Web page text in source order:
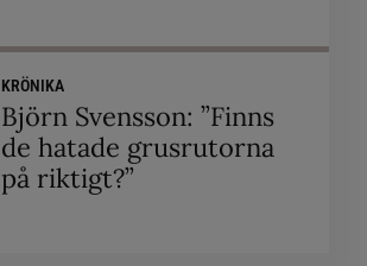
KRÖNIKA
Björn Svensson: ”Finns
de hatade grusrutorna
på riktigt?”